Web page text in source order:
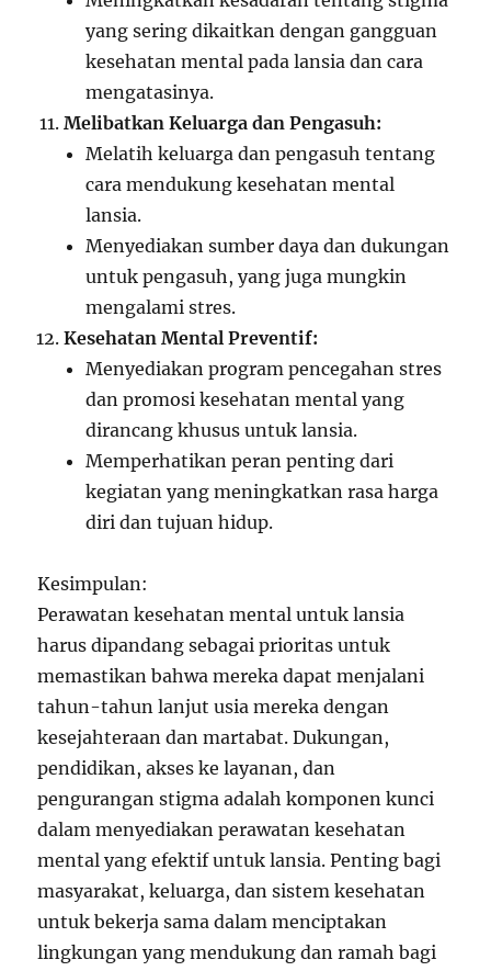
yang sering dikaitkan dengan gangguan
kesehatan mental pada lansia dan cara
mengatasinya.
Melibatkan Keluarga dan Pengasuh:
Melatih keluarga dan pengasuh tentang
cara mendukung kesehatan mental
lansia.
Menyediakan sumber daya dan dukungan
untuk pengasuh, yang juga mungkin
mengalami stres.
Kesehatan Mental Preventif:
Menyediakan program pencegahan stres
dan promosi kesehatan mental yang
dirancang khusus untuk lansia.
Memperhatikan peran penting dari
kegiatan yang meningkatkan rasa harga
diri dan tujuan hidup.
Kesimpulan:
Perawatan kesehatan mental untuk lansia
harus dipandang sebagai prioritas untuk
memastikan bahwa mereka dapat menjalani
tahun-tahun lanjut usia mereka dengan
kesejahteraan dan martabat. Dukungan,
pendidikan, akses ke layanan, dan
pengurangan stigma adalah komponen kunci
dalam menyediakan perawatan kesehatan
mental yang efektif untuk lansia. Penting bagi
masyarakat, keluarga, dan sistem kesehatan
untuk bekerja sama dalam menciptakan
lingkungan yang mendukung dan ramah bagi